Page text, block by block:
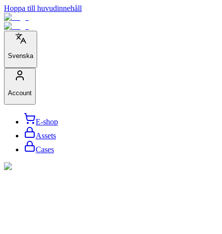
Hoppa till huvudinnehåll
Svenska
Account
E-shop
Assets
Cases